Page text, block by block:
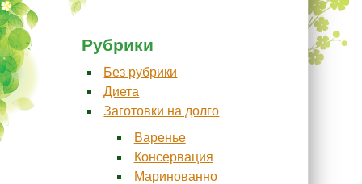
Рубрики
Без рубрики
Диета
Заготовки на долго
Варенье
Консервация
Маринованно